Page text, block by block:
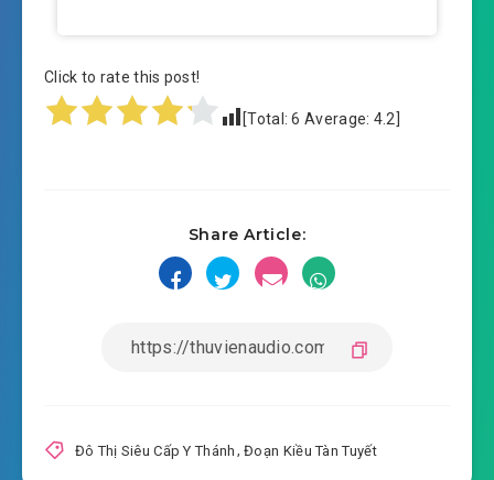
Click to rate this post!
[Total:6 Average: 4.2
Share Article:
Đô Thị Siêu Cấp Y Thánh ,Đoạn Kiều Tàn Tuyết